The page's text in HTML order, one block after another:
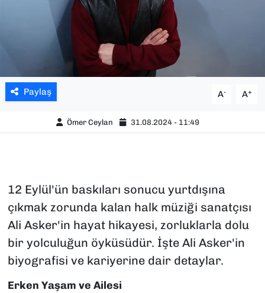
Paylaş A- A+
Ömer Ceylan 31.08.2024 - 11:49
12 Eylül'ün baskıları sonucu yurtdışına
çıkmak zorunda kalan halk müziği sanatçısı
Ali Asker'in hayat hikayesi, zorluklarla dolu
bir yolculuğun öyküsüdür. İşte Ali Asker'in
biyografisi ve kariyerine dair detaylar.
Erken Yaşam ve Ailesi
YAŞAM
YEREL YÖNETİMLER